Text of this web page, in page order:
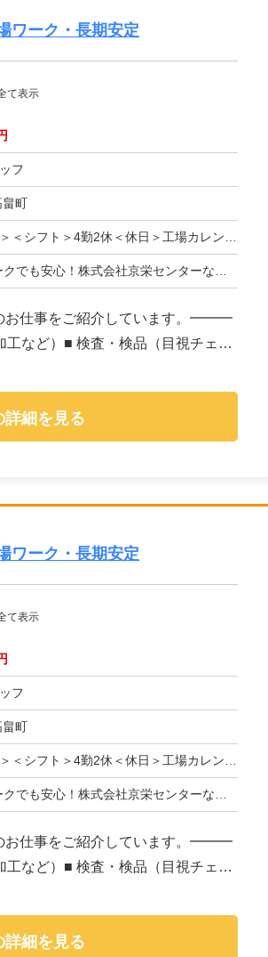
ワーク・長期安定
て表示
フ
畠町
＜休日＞工場カレンダーによる★長期休暇あり★有給休暇あり※配属先により休日・勤務形...
栄センターなら、全国各地の豊富なお仕事の中から、あなたにぴったりの環境が見つ...
お仕事をご紹介しています。━━━
など）■ 検査・検品（目視チェッ
詳細を見る
ワーク・長期安定
て表示
フ
畠町
＜休日＞工場カレンダーによる★長期休暇あり★有給休暇あり※配属先により休日・勤務形...
栄センターなら、全国各地の豊富なお仕事の中から、あなたにぴったりの環境が見つ...
お仕事をご紹介しています。━━━
など）■ 検査・検品（目視チェッ
詳細を見る